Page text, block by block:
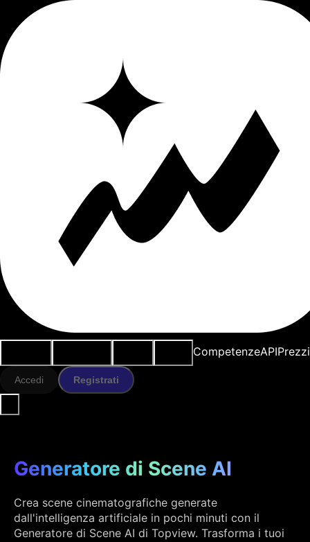
CompetenzeAPIPrezzi
Accedi Registrati
Generatore di Scene AI
Crea scene cinematografiche generate
dall'intelligenza artificiale in pochi minuti con il
Generatore di Scene AI di Topview. Trasforma i tuoi